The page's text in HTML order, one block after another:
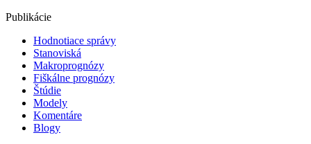
Publikácie
Hodnotiace správy
Stanoviská
Makroprognózy
Fiškálne prognózy
Štúdie
Modely
Komentáre
Blogy